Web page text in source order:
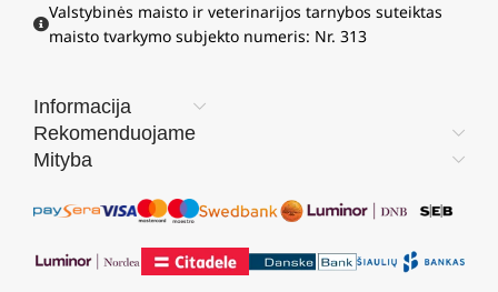
Valstybinės maisto ir veterinarijos tarnybos suteiktas
maisto tvarkymo subjekto numeris: Nr. 313
Informacija
Rekomenduojame
Mityba